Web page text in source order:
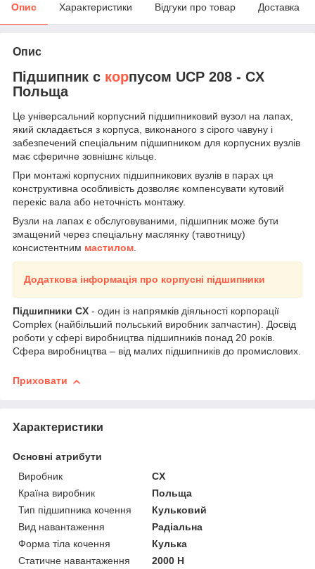
Опис Характеристики Відгуки про товар Доставка
Опис
Підшипник c корпусом UCP 208 - CX
Польща
Це універсальний корпусний підшипниковий вузол на лапах,
який складається з корпуса, виконаного з сірого чавуну і
забезпечений спеціальним підшипником для корпусних вузлів
має сферичне зовнішнє кільце.
При монтажі корпусних підшипникових вузлів в парах ця
конструктивна особливість дозволяє компенсувати кутовий
перекіс вала або неточність монтажу.
Вузли на лапах є обслуговуваними, підшипник може бути
змащений через спеціальну маслянку (тавотницу)
консистентним мастилом.
Додаткова інформація про корпусні підшипники
Підшипники CX - один із напрямків діяльності корпорації
Complex (найбільший польський виробник запчастин). Досвід
роботи у сфері виробництва підшипників понад 20 років.
Сфера виробництва – від малих підшипників до промислових.
Приховати
Характеристики
Основні атрибути
Виробник
CX
Країна виробник
Польща
Тип підшипника кочення
Кульковий
Вид навантаження
Радіальна
Форма тіла кочення
Кулька
Статичне навантаження
2000 Н